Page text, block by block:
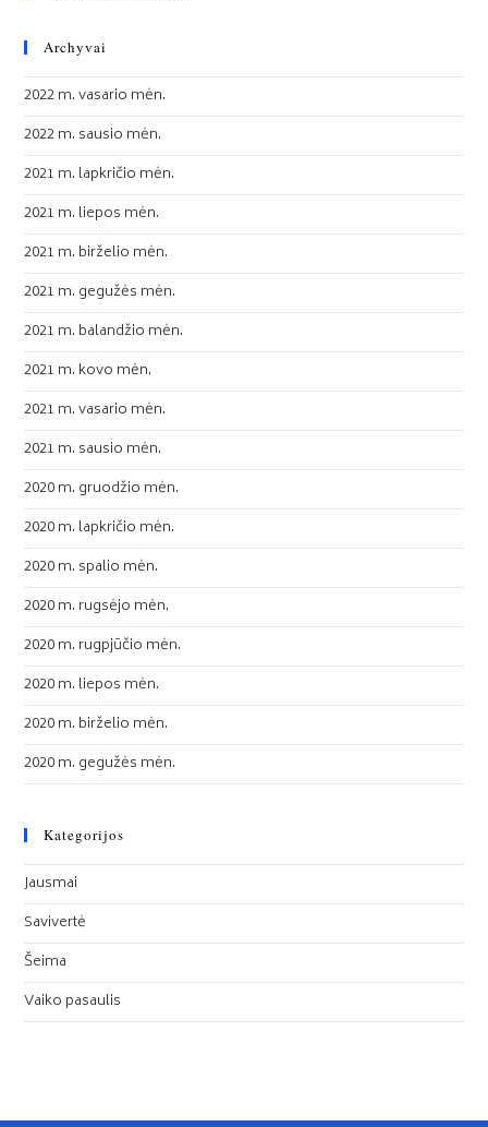
Archyvai
2022 m. vasario mėn.
2022 m. sausio mėn.
2021 m. lapkričio mėn.
2021 m. liepos mėn.
2021 m. birželio mėn.
2021 m. gegužės mėn.
2021 m. balandžio mėn.
2021 m. kovo mėn.
2021 m. vasario mėn.
2021 m. sausio mėn.
2020 m. gruodžio mėn.
2020 m. lapkričio mėn.
2020 m. spalio mėn.
2020 m. rugsėjo mėn.
2020 m. rugpjūčio mėn.
2020 m. liepos mėn.
2020 m. birželio mėn.
2020 m. gegužės mėn.
Kategorijos
Jausmai
Savivertė
Šeima
Vaiko pasaulis